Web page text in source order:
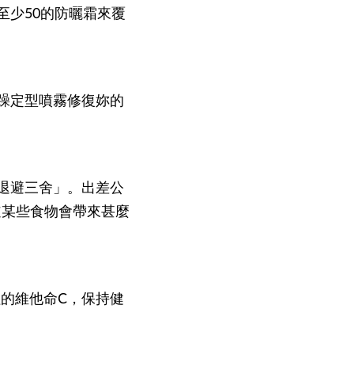
少50的防曬霜來覆
定型噴霧修復妳的
避三舍」。出差公
些食物會帶來甚麼
維他命C，保持健